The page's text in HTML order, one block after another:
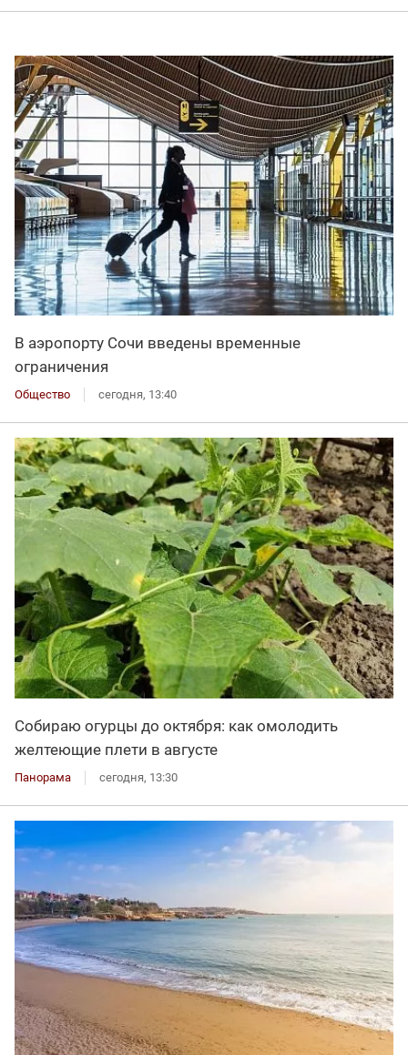
В аэропорту Сочи введены временные
ограничения
Общество сегодня, 13:40
Собираю огурцы до октября: как омолодить
желтеющие плети в августе
Панорама сегодня, 13:30